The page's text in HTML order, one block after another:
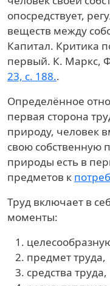
опосредствует,
веществ между
Капитал. Критика
первый. К. Маркс,
23, с. 188..
Определённое
первая сторона
природу, человек
свою собственную
природы есть в
предметов к
Труд включает в
моменты:
предмет труда,
средства труда,